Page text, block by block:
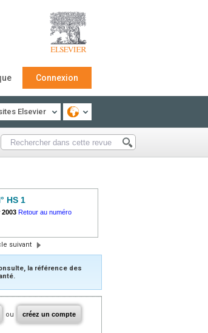
Connexion
Elsevier
HS 1
Retour au numéro
suivant
la référence des
ou créez un compte